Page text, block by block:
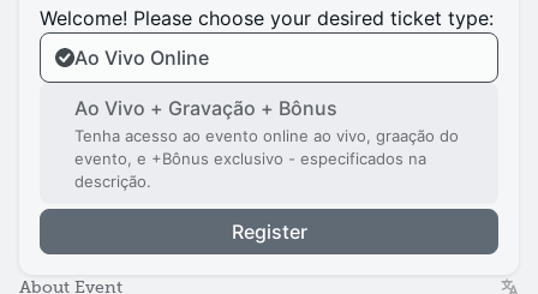
Welcome! Please choose your desired ticket type:
Ao Vivo Online
Ao Vivo + Gravação + Bônus
Tenha acesso ao evento online ao vivo, graação do
evento, e +Bônus exclusivo - especificados na
descrição.
Register
About Event